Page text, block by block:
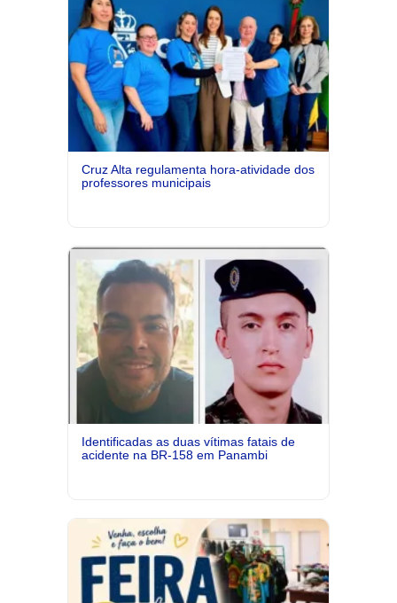
Cruz Alta regulamenta hora-atividade dos
professores municipais
Identificadas as duas vítimas fatais de
acidente na BR-158 em Panambi